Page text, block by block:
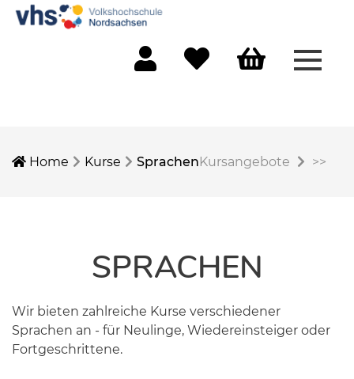
Home Kurse SprachenKursangebote >>
SPRACHEN
Wir bieten zahlreiche Kurse verschiedener
Sprachen an - für Neulinge, Wiedereinsteiger oder
Fortgeschrittene.